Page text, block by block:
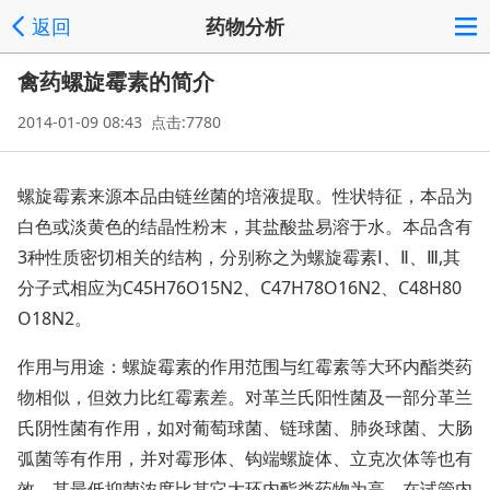
返回 药物分析
禽药螺旋霉素的简介
2014-01-09 08:43 点击:7780
螺旋霉素来源本品由链丝菌的培液提取。性状特征，本品为
白色或淡黄色的结晶性粉末，其盐酸盐易溶于水。本品含有
3种性质密切相关的结构，分别称之为螺旋霉素Ⅰ、Ⅱ、Ⅲ,其
分子式相应为C45H76O15N2、C47H78O16N2、C48H80
O18N2。
作用与用途：螺旋霉素的作用范围与红霉素等大环内酯类药
物相似，但效力比红霉素差。对革兰氏阳性菌及一部分革兰
氏阴性菌有作用，如对葡萄球菌、链球菌、肺炎球菌、大肠
弧菌等有作用，并对霉形体、钩端螺旋体、立克次体等也有